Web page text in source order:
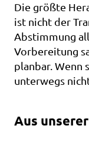
Die größte
ist nicht der
Abstimmung
Vorbereitung
planbar. Wenn
unterwegs
Aus